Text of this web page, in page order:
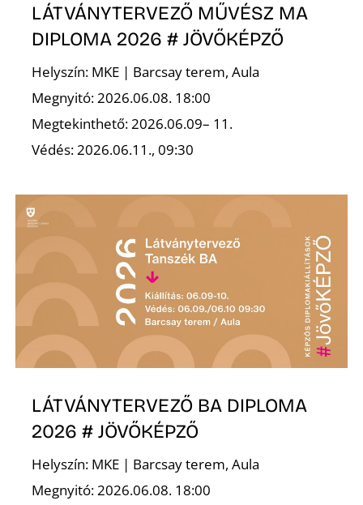
LÁTVÁNYTERVEZŐ MŰVÉSZ MA
DIPLOMA 2026 # JÖVŐKÉPZŐ
Helyszín: MKE | Barcsay terem, Aula
Megnyitó: 2026.06.08. 18:00
Megtekinthető: 2026.06.09– 11.
Védés: 2026.06.11., 09:30
LÁTVÁNYTERVEZŐ BA DIPLOMA
2026 # JÖVŐKÉPZŐ
Helyszín: MKE | Barcsay terem, Aula
Megnyitó: 2026.06.08. 18:00